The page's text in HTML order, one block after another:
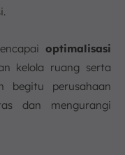
optimalisasi
kelola ruang serta
begitu perusahaan
dan mengurangi